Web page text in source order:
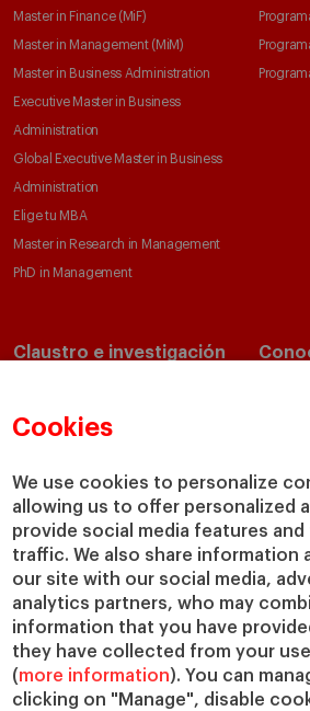
Cookies
We use cookies to personalize
allowing us to offer personalized
provide social media features
traffic. We also share information
our site with our social media,
analytics partners, who may
information that you have
they have collected from your
(more information). You can
clicking on "Manage", disable
Master in Finance (MiF)
Master in Management (MiM)
Master in Business Administration
Executive Master in Business
Administration
Global Executive Master in Business
Administration
Elige tu MBA
Master in Research in Management
PhD in Management
Claustro e investigación
Departamentos académicos
Cátedras
IESE Insight
IESE Publishing
Nuestro
Biblioteca
Canal
IESE
Jobs